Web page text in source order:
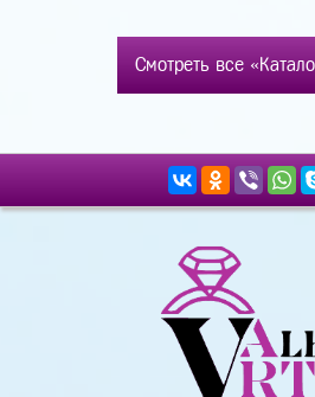
Смотреть все